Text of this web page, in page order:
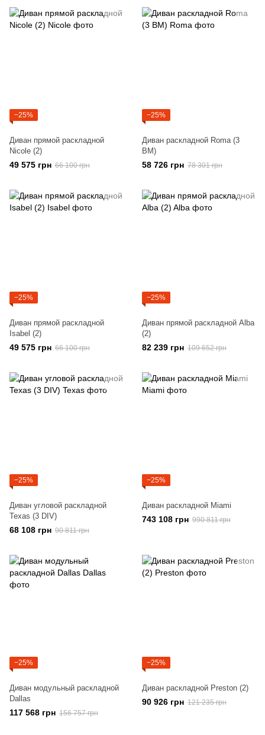
−25%
Диван прямой раскладной
Nicole (2)
49 575 грн 66 100 грн
−25%
Диван раскладной Roma (3
BM)
58 726 грн 78 301 грн
−25%
Диван прямой раскладной
Isabel (2)
49 575 грн 66 100 грн
−25%
Диван прямой раскладной Alba
(2)
82 239 грн 109 652 грн
−25%
Диван угловой раскладной
Texas (3 DIV)
68 108 грн 90 811 грн
−25%
Диван раскладной Miami
743 108 грн 990 811 грн
−25%
Диван модульный раскладной
Dallas
117 568 грн 156 757 грн
−25%
Диван раскладной Preston (2)
90 926 грн 121 235 грн